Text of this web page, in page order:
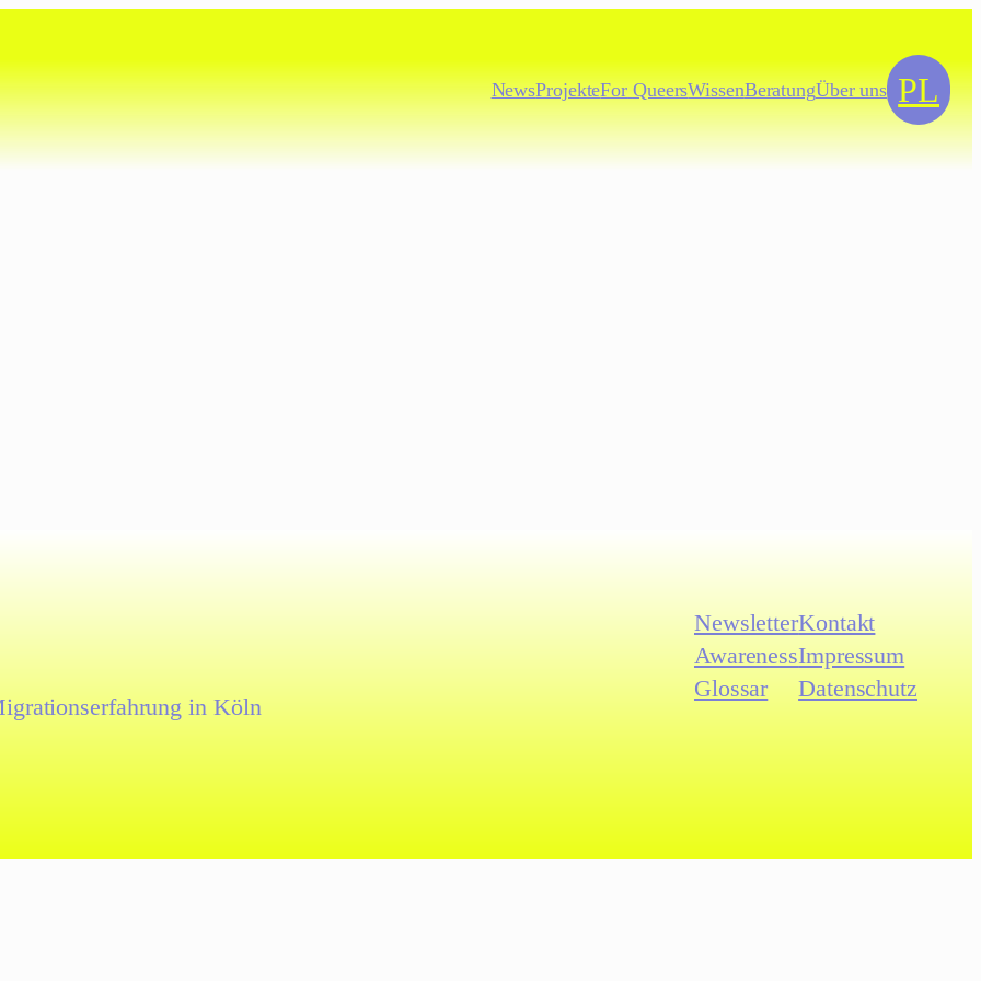
NewsProjekteFor QueersWissenBeratungÜber uns PL
in Köln
Newsletter
Awareness
Glossar
Kontakt
Impressum
Datenschutz